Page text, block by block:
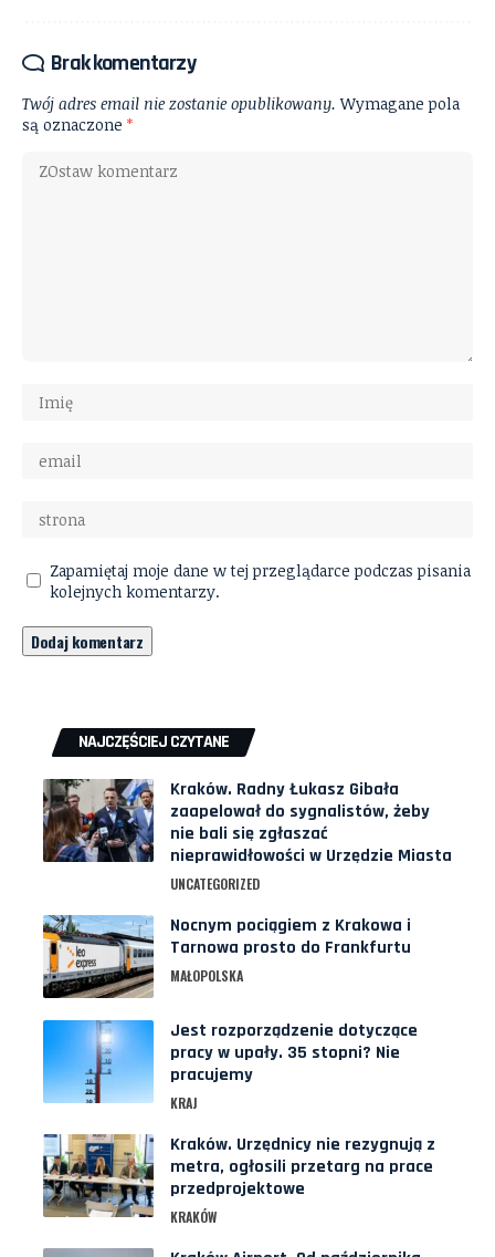
Brak komentarzy
Twój adres email nie zostanie opublikowany. Wymagane pola
są oznaczone *
Zapamiętaj moje dane w tej przeglądarce podczas pisania
kolejnych komentarzy.
NAJCZĘŚCIEJ CZYTANE
Kraków. Radny Łukasz Gibała
zaapelował do sygnalistów, żeby
nie bali się zgłaszać
nieprawidłowości w Urzędzie Miasta
UNCATEGORIZED
Nocnym pociągiem z Krakowa i
Tarnowa prosto do Frankfurtu
MAŁOPOLSKA
Jest rozporządzenie dotyczące
pracy w upały. 35 stopni? Nie
pracujemy
KRAJ
Kraków. Urzędnicy nie rezygnują z
metra, ogłosili przetarg na prace
przedprojektowe
KRAKÓW